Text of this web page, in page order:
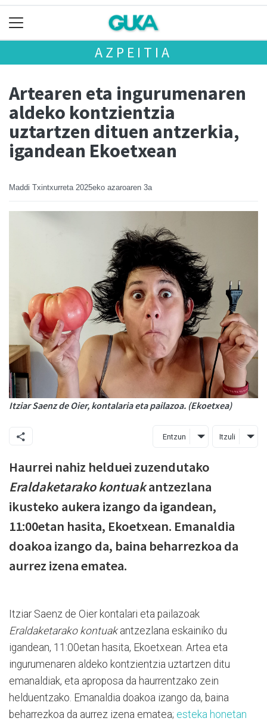
AZPEITIA
Artearen eta ingurumenaren
aldeko kontzientzia
uztartzen dituen antzerkia,
igandean Ekoetxean
Maddi Txintxurreta 2025eko azaroaren 3a
Itziar Saenz de Oier, kontalaria eta pailazoa. (Ekoetxea)
Entzun Itzuli
Haurrei nahiz helduei zuzendutako
Eraldaketarako kontuakantzezlana
ikusteko aukera izango da igandean,
11:00etan hasita, Ekoetxean. Emanaldia
doakoa izango da, baina beharrezkoa da
aurrez izena ematea.
Itziar Saenz de Oier kontalari eta pailazoak
Eraldaketarako kontuakantzezlana eskainiko du
igandean, 11:00etan hasita, Ekoetxean. Artea eta
ingurumenaren aldeko kontzientzia uztartzen ditu
emanaldiak, eta aproposa da haurrentzako zein
helduentzako. Emanaldia doakoa izango da, baina
beharrezkoa da aurrez izena ematea; esteka honetan